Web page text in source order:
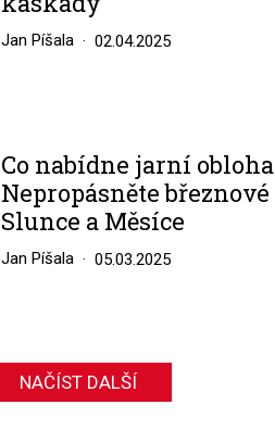
Jan Píšala 02.04.2025
Co nabídne jarní
Nepropásněte
Slunce a Měsíce
Jan Píšala 05.03.2025
NAČÍST DALŠÍ